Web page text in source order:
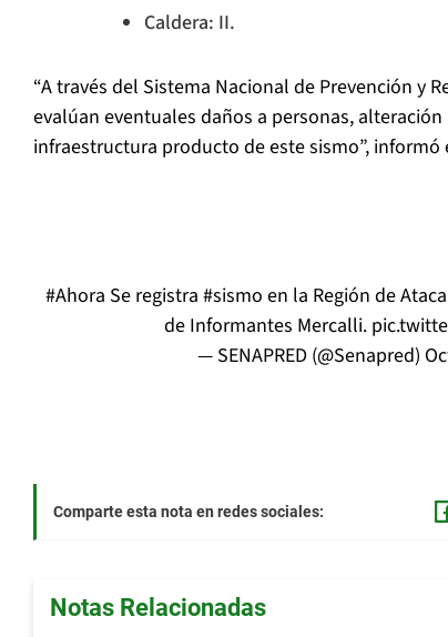
Caldera: II.
“A través del Sistema Nacional de Prevención y
evalúan eventuales daños a personas, alteración
infraestructura producto de este sismo”, informó
#Ahora Se registra #sismo en la Región de
de Informantes Mercalli.
— SENAPRED (@Senapred)
Comparte esta nota en redes sociales:
Notas Relacionadas